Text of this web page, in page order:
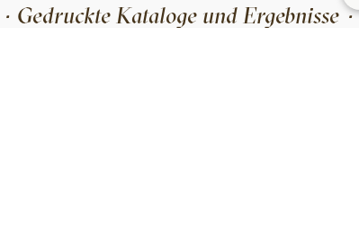
· Gedruckte Kataloge und Ergebnisse ·